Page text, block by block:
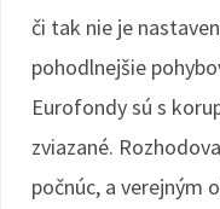
či tak nie je
pohodlnejšie
Eurofondy sú s
zviazané.
počnúc, a verejným